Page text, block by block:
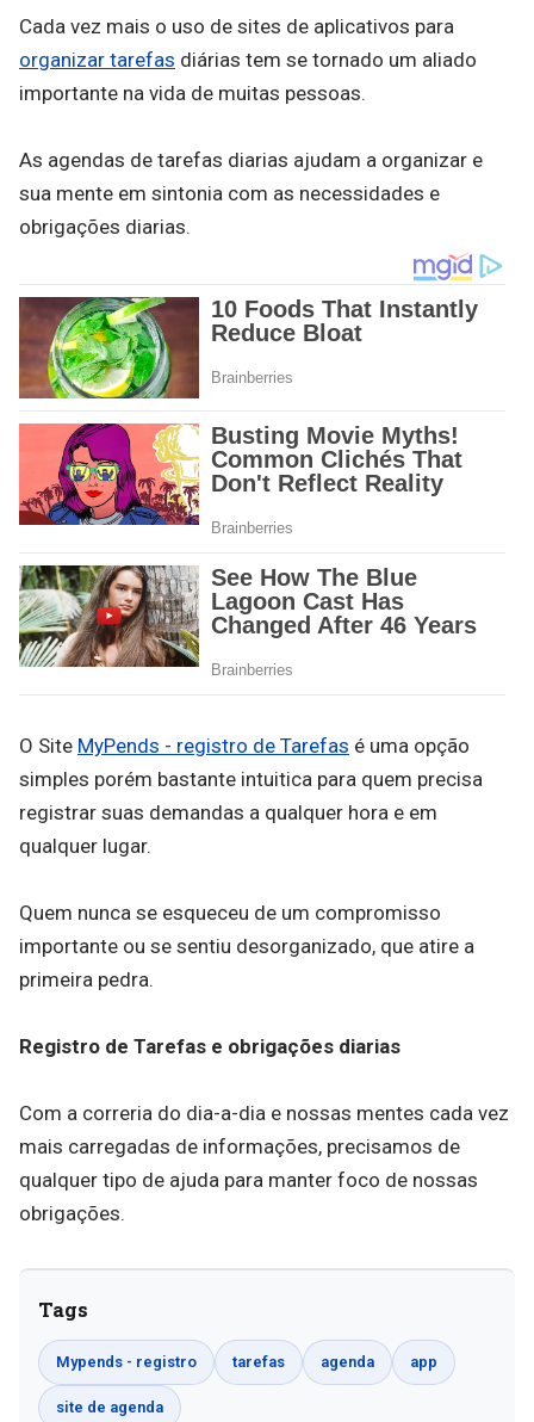
Cada vez mais o uso de sites de aplicativos para
organizar tarefas diárias tem se tornado um aliado
importante na vida de muitas pessoas.
As agendas de tarefas diarias ajudam a organizar e
sua mente em sintonia com as necessidades e
obrigações diarias.
O Site MyPends - registro de Tarefas é uma opção
simples porém bastante intuitica para quem precisa
registrar suas demandas a qualquer hora e em
qualquer lugar.
Quem nunca se esqueceu de um compromisso
importante ou se sentiu desorganizado, que atire a
primeira pedra.
Registro de Tarefas e obrigações diarias
Com a correria do dia-a-dia e nossas mentes cada vez
mais carregadas de informações, precisamos de
qualquer tipo de ajuda para manter foco de nossas
obrigações.
Tags
Mypends - registro tarefas agenda app
site de agenda